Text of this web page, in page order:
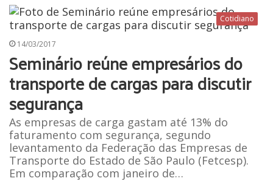
Cotidiano
14/03/2017
Seminário reúne empresários do
transporte de cargas para discutir
segurança
As empresas de carga gastam até 13% do
faturamento com segurança, segundo
levantamento da Federação das Empresas de
Transporte do Estado de São Paulo (Fetcesp).
Em comparação com janeiro de…